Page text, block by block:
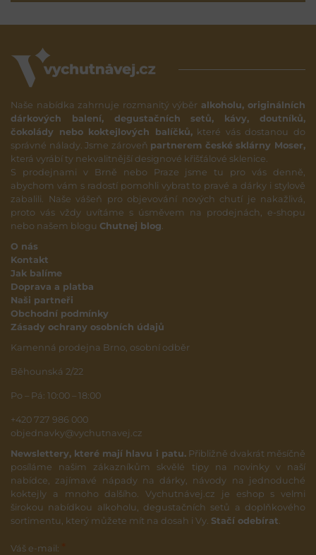
Naše nabídka zahrnuje rozmanitý výběr alkoholu, originálních
dárkových balení, degustačních setů, kávy, doutníků,
čokolády nebo koktejlových balíčků,které vás dostanou do
správné nálady. Jsme zároveň partnerem české sklárny Moser,
která vyrábí ty nekvalitnější designové křišťálové sklenice.
S prodejnami v Brně nebo Praze jsme tu pro vás denně,
abychom vám s radostí pomohli vybrat to pravé a dárky i stylově
zabalili. Naše vášeň pro objevování nových chutí je nakažlivá,
proto vás vždy uvítáme s úsměvem na prodejnách, e-shopu
nebo našem blogu Chutnej blog.
O nás
Kontakt
Jak balíme
Doprava a platba
Naši partneři
Obchodní podmínky
Zásady ochrany osobních údajů
Kamenná prodejna Brno, osobní odběr
Běhounská 2/22
Po – Pá: 10:00 – 18:00
+420 727 986 000
objednavky@vychutnavej.cz
Newslettery, které mají hlavu i patu.Přibližně dvakrát měsíčně
posíláme našim zákazníkům skvělé tipy na novinky v naší
nabídce, zajímavé nápady na dárky, návody na jednoduché
koktejly a mnoho dalšího. Vychutnávej.cz je eshop s velmi
širokou nabídkou alkoholu, degustačních setů a doplňkového
sortimentu, který můžete mít na dosah i Vy. Stačí odebírat.
Váš e-mail: